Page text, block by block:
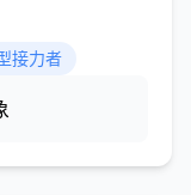
接力者